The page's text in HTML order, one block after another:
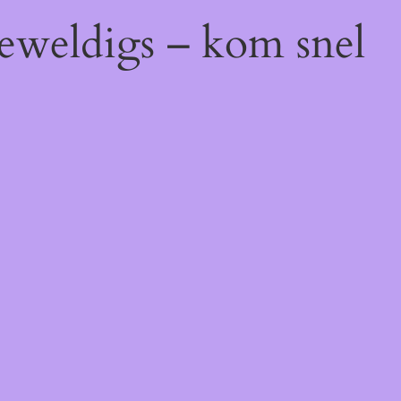
– kom snel